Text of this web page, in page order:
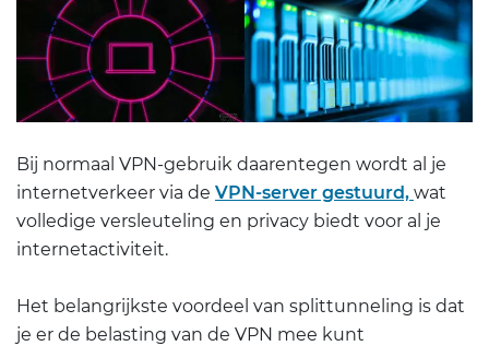
Bij normaal VPN-gebruik daarentegen wordt al je
internetverkeer via de VPN-server gestuurd, wat
volledige versleuteling en privacy biedt voor al je
internetactiviteit.
Het belangrijkste voordeel van splittunneling is dat
je er de belasting van de VPN mee kunt